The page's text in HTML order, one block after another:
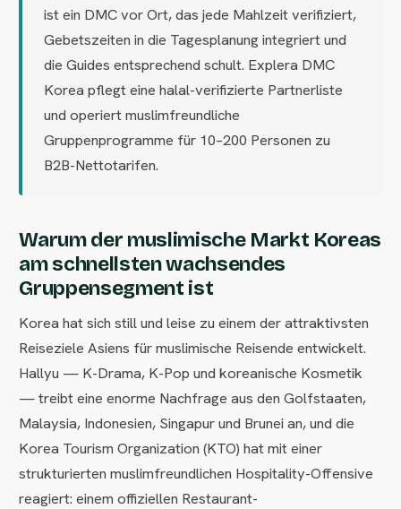
ist ein DMC vor Ort, das jede Mahlzeit verifiziert,
Gebetszeiten in die Tagesplanung integriert und
die Guides entsprechend schult. Explera DMC
Korea pflegt eine halal-verifizierte Partnerliste
und operiert muslimfreundliche
Gruppenprogramme für 10–200 Personen zu
B2B-Nettotarifen.
Warum der muslimische Markt Koreas
am schnellsten wachsendes
Gruppensegment ist
Korea hat sich still und leise zu einem der attraktivsten
Reiseziele Asiens für muslimische Reisende entwickelt.
Hallyu — K-Drama, K-Pop und koreanische Kosmetik
— treibt eine enorme Nachfrage aus den Golfstaaten,
Malaysia, Indonesien, Singapur und Brunei an, und die
Korea Tourism Organization (KTO) hat mit einer
strukturierten muslimfreundlichen Hospitality-Offensive
reagiert: einem offiziellen Restaurant-